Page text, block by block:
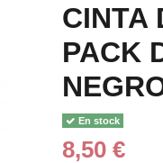
CINTA
PACK
En stock
8,50 €